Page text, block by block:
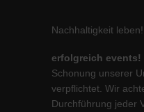
Nachhaltigkeit leben!
erfolgreich events!
Schonung unserer
verpflichtet. Wir
Durchführung jeder